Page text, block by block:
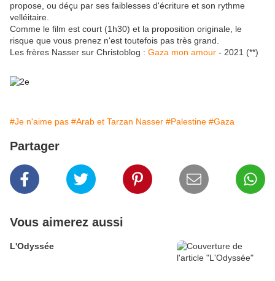
propose, ou déçu par ses faiblesses d'écriture et son rythme
velléitaire.
Comme le film est court (1h30) et la proposition originale, le
risque que vous prenez n'est toutefois pas très grand.
Les frères Nasser sur Christoblog : Gaza mon amour - 2021 (**)
#Je n'aime pas #Arab et Tarzan Nasser #Palestine #Gaza
Partager
Vous aimerez aussi
L'Odyssée